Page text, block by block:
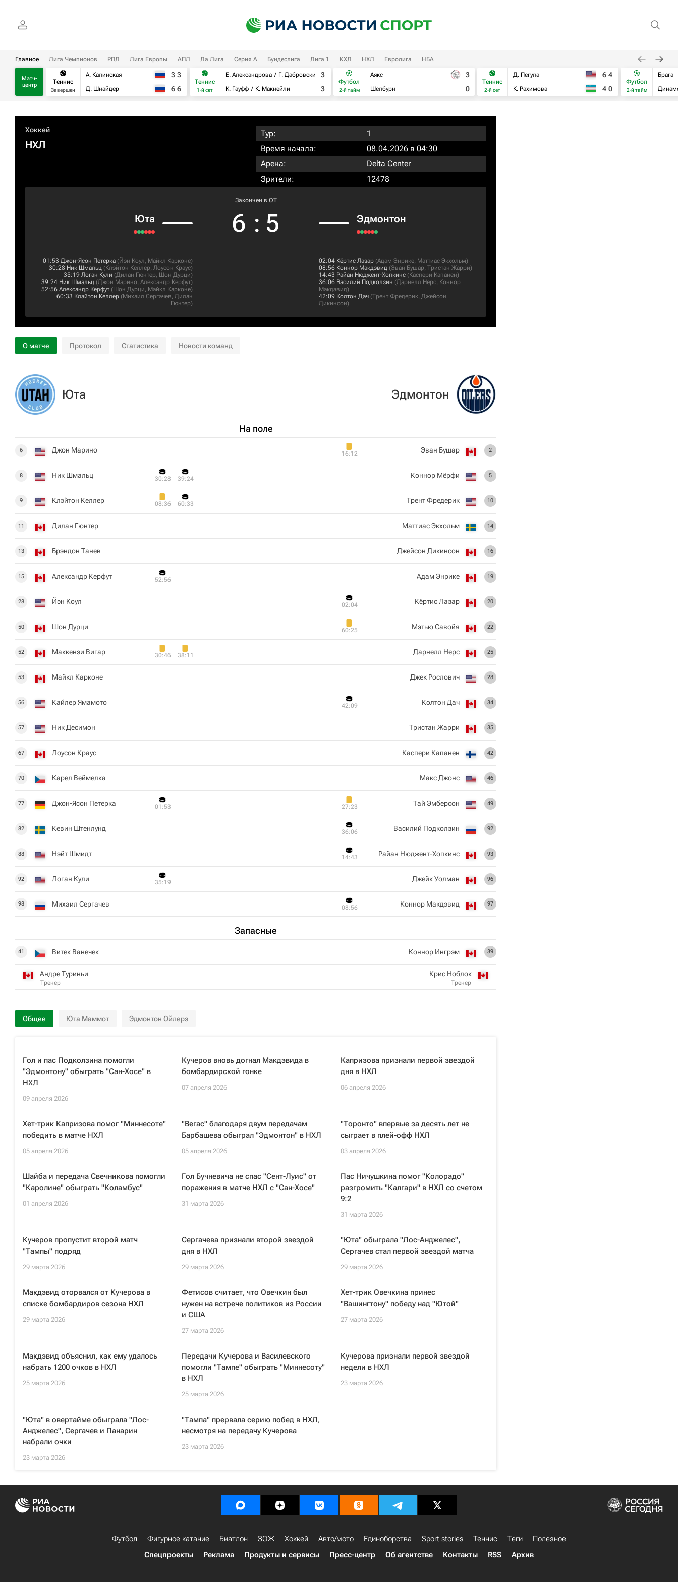
Главное Лига Чемпионов РПЛ Лига Европы АПЛ Ла Лига Серия А Бундеслига Лига 1 КХЛ НХЛ Евролига НБА
Матч-
центр
Теннис
Завершен
А. Калинская
Д. Шнайдер
3 3
6 6
Теннис
1-й сет
Е. Александрова
Г. Дабровски
К. Гауфф
К. Макнейли
3
3
Футбол
2-й тайм
Аякс
Шелбурн
3
0
Теннис
2-й сет
Д. Пегула
К. Рахимова
6 4
4 0
Футбол
2-й тайм
Брага
Хоккей
НХЛ
Тур:
1
Время начала:
08.04.2026 в 04:30
Арена:
Delta Center
Зрители:
12478
Юта
Закончен в OT
6 : 5 Эдмонтон
01:53 Джон-Ясон Петерка (Йэн Коул, Майкл Карконе)
30:28 Ник Шмальц (Клэйтон Келлер, Лоусон Краус)
35:19 Логан Кули (Дилан Гюнтер, Шон Дурци)
39:24 Ник Шмальц (Джон Марино, Александр Керфут)
52:56 Александр Керфут (Шон Дурци, Майкл Карконе)
60:33 Клэйтон Келлер (Михаил Сергачев, Дилан
Гюнтер)
02:04 Кёртис Лазар (Адам Энрике, Маттиас Экхольм)
08:56 Коннор Макдэвид (Эван Бушар, Тристан Жарри)
14:43 Райан Нюджент-Хопкинс (Каспери Капанен)
36:06 Василий Подколзин (Дарнелл Нерс, Коннор
Макдэвид)
42:09 Колтон Дач (Трент Фредерик, Джейсон
Дикинсон)
О матче Протокол Статистика Новости команд
Юта
На поле
6 Джон Марино
8 Ник Шмальц 30:28 39:24
9 Клэйтон Келлер 08:36 60:33
11 Дилан Гюнтер
13 Брэндон Танев
15 Александр Керфут 52:56
28 Йэн Коул
50 Шон Дурци
52 Маккензи Вигар 30:46 38:11
53 Майкл Карконе
56 Кайлер Ямамото
57 Ник Десимон
67 Лоусон Краус
70 Карел Веймелка
77 Джон-Ясон Петерка 01:53
82 Кевин Штенлунд
88 Нэйт Шмидт
92 Логан Кули 35:19
98 Михаил Сергачев
Запасные
41 Витек Ванечек
Андре Туриньи
Тренер
Эдмонтон
2
Эван Бушар
16:12
5
Коннор Мёрфи
10
Трент Фредерик
14
Маттиас Экхольм
16
Джейсон Дикинсон
19
Адам Энрике
20
Кёртис Лазар
02:04
22
Мэтью Савойя
60:25
25
Дарнелл Нерс
28
Джек Рослович
34
Колтон Дач
42:09
35
Тристан Жарри
42
Каспери Капанен
46
Макс Джонс
49
Тай Эмберсон
27:23
92
Василий Подколзин
36:06
93
Райан Нюджент-Хопкинс
14:43
96
Джейк Уолман
97
Коннор Макдэвид
08:56
39
Коннор Ингрэм
Крис Ноблок
Тренер
Общее Юта Маммот Эдмонтон Ойлерз
Гол и пас Подколзина помогли
"Эдмонтону" обыграть "Сан-Хосе" в
НХЛ
09 апреля 2026
Кучеров вновь догнал Макдэвида в
бомбардирской гонке
07 апреля 2026
Капризова признали первой звездой
дня в НХЛ
06 апреля 2026
Хет-трик Капризова помог "Миннесоте"
победить в матче НХЛ
05 апреля 2026
"Вегас" благодаря двум передачам
Барбашева обыграл "Эдмонтон" в НХЛ
05 апреля 2026
"Торонто" впервые за десять лет не
сыграет в плей-офф НХЛ
03 апреля 2026
Шайба и передача Свечникова помогли
"Каролине" обыграть "Коламбус"
01 апреля 2026
Гол Бучневича не спас "Сент-Луис" от
поражения в матче НХЛ с "Сан-Хосе"
31 марта 2026
Пас Ничушкина помог "Колорадо"
разгромить "Калгари" в НХЛ со счетом
9:2
31 марта 2026
Кучеров пропустит второй матч
"Тампы" подряд
29 марта 2026
Сергачева признали второй звездой
дня в НХЛ
29 марта 2026
"Юта" обыграла "Лос-Анджелес",
Сергачев стал первой звездой матча
29 марта 2026
Макдэвид оторвался от Кучерова в
списке бомбардиров сезона НХЛ
29 марта 2026
Фетисов считает, что Овечкин был
нужен на встрече политиков из России
и США
27 марта 2026
Хет-трик Овечкина принес
"Вашингтону" победу над "Ютой"
27 марта 2026
Макдэвид объяснил, как ему удалось
набрать 1200 очков в НХЛ
25 марта 2026
Передачи Кучерова и Василевского
помогли "Тампе" обыграть "Миннесоту"
в НХЛ
25 марта 2026
Кучерова признали первой звездой
недели в НХЛ
23 марта 2026
"Юта" в овертайме обыграла "Лос-
Анджелес", Сергачев и Панарин
набрали очки
23 марта 2026
"Тампа" прервала серию побед в НХЛ,
несмотря на передачу Кучерова
23 марта 2026
Футбол Фигурное катание Биатлон ЗОЖ Хоккей Авто/мото Единоборства Sport stories Теннис Теги
Полезное
Спецпроекты
Реклама Продукты и сервисы Пресс-центр Об агентстве Контакты RSS Архив